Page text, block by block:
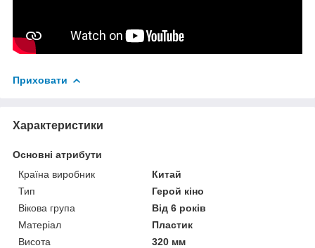
Приховати
Характеристики
Основні атрибути
Країна виробник
Китай
Тип
Герой кіно
Вікова група
Від 6 років
Матеріал
Пластик
Висота
320 мм